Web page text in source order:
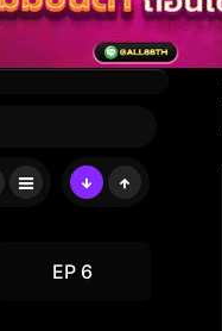
EP 6